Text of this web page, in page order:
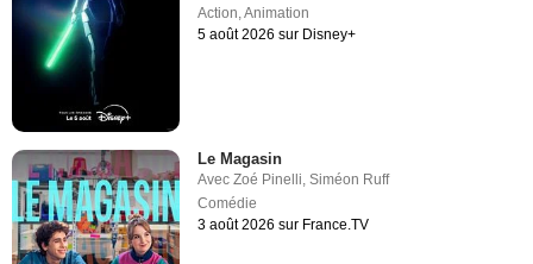
Action,Animation
5 août 2026 sur Disney+
Le Magasin
AvecZoé Pinelli ,Siméon Ruff
Comédie
3 août 2026 sur France.TV